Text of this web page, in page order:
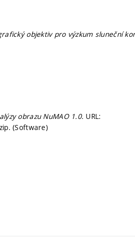
objektiv pro výzkum sluneční
obrazu NuMAO 1.0. URL:
(Software)